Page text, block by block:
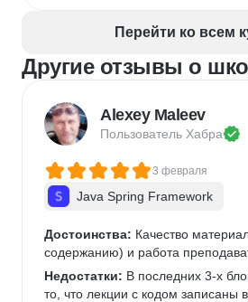
Разработка фирменного стиля
Создание анимации
Брендинг
Дизайн карточек для маркетплейсов
Колористика
Google Slides
Перейти ко всем
Другие отзывы о
Alexey Maleev
Пользователь Хабра
3 февраля
Java Spring Framework
Достоинства: Качество
содержанию) и работа
Недостатки: В последних 3-х
то, что лекции с кодом записаны